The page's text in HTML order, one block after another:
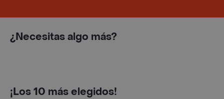
¿Necesitas algo más?
¡Los 10 más elegidos!